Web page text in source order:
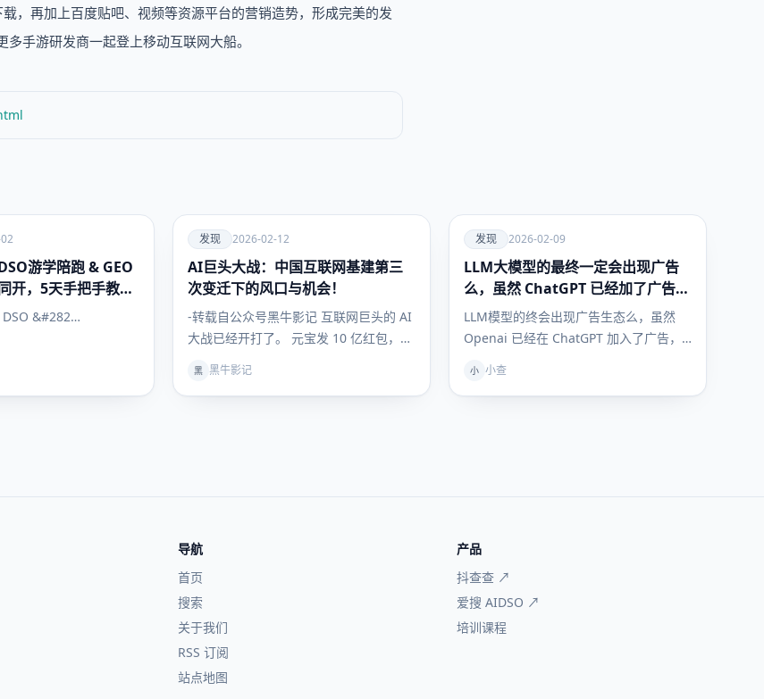
，再加上百度贴吧、视频等资源平台的营销造势，形成完美的发
手游研发商一起登上移动互联网大船。
游学陪跑 & GEO
开，5天手把手教会
&#282…
爱
发现
发现 2026-02-12
AI巨头大战：中国互联网基建第三
次变迁下的风口与机会！
-转载自公众号黑牛影记 互联网巨头的 AI
大战已经开打了。 元宝发 10 亿红包，千
黑 黑牛影记
爱
发现
发现 2026-02-09
LLM大模型的最终一定会出现广告
么，虽然 ChatGPT 已经加了广告，
但这是必然终局么？
LLM模型的终会出现广告生态么，虽然
Openai 已经在 ChatGPT 加入了广告，
小 小查
导航
首页
搜索
关于我们
RSS 订阅
站点地图
产品
抖查查 ↗
爱搜 AIDSO ↗
培训课程